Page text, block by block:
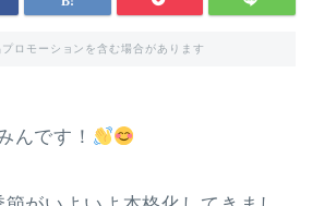
ロモーションを含む場合があります
んです！